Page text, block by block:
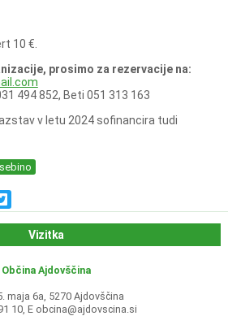
10 €.
prosimo za rezervacije na:
494 852, Beti 051 313 163
v letu 2024 sofinancira tudi
Vizitka
Občina Ajdovščina
maja 6a, 5270 Ajdovščina
10, E obcina@ajdovscina.si